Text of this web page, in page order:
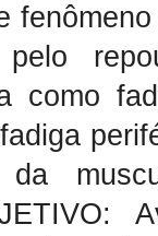
pelo
como
da